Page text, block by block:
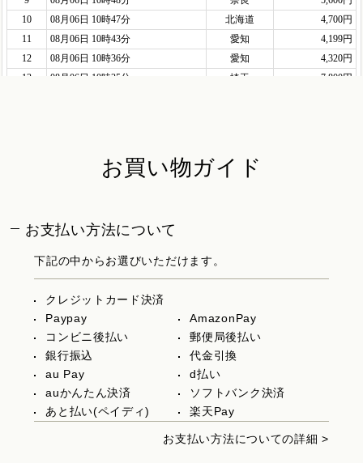
お買い物ガイド
お支払い方法について
下記の中からお選びいただけます。
クレジットカード決済
Paypay
AmazonPay
コンビニ後払い
郵便局後払い
銀行振込
代金引換
au Pay
d払い
auかんたん決済
ソフトバンク決済
あと払い(ペイディ)
楽天Pay
お支払い方法についての詳細 >